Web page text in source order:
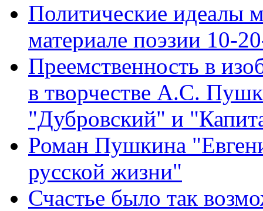
Политические идеалы
материале поэзии 10-
Преемственность в
в творчестве А.С.
"Дубровский" и
Роман Пушкина
русской жизни"
Счастье было так